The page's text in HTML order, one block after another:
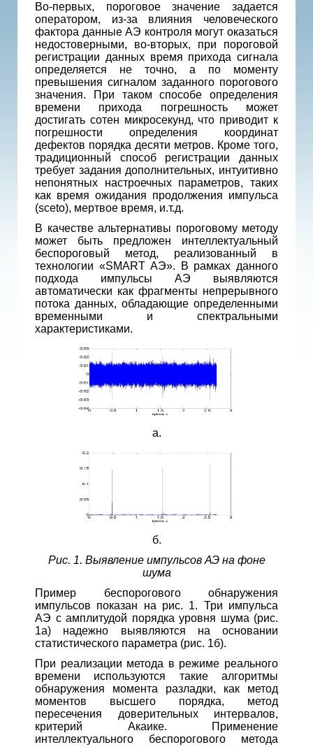
Во-первых, пороговое значение задается
оператором, из-за влияния человеческого
фактора данные АЭ контроля могут оказаться
недостоверными, во-вторых, при пороговой
регистрации данных время прихода сигнала
определяется не точно, а по моменту
превышения сигналом заданного порогового
значения. При таком способе определения
времени прихода погрешность может
достигать сотен микросекунд, что приводит к
погрешности определения координат
дефектов порядка десяти метров. Кроме того,
традиционный способ регистрации данных
требует задания дополнительных, интуитивно
непонятных настроечных параметров, таких
как время ожидания продолжения импульса
(sceto), мертвое время, и.т.д.
В качестве альтернативы пороговому методу
может быть предложен интеллектуальный
беспороговый метод, реализованный в
технологии «SMART АЭ». В рамках данного
подхода импульсы АЭ выявляются
автоматически как фрагменты непрерывного
потока данных, обладающие определенными
временными и спектральными
характеристиками.
а.
б.
Рис. 1. Выявление импульсов АЭ на фоне
шума
Пример беспорогового обнаружения
импульсов показан на рис. 1. Три импульса
АЭ с амплитудой порядка уровня шума (рис.
1а) надежно выявляются на основании
статистического параметра (рис. 1б).
При реализации метода в режиме реального
времени используются такие алгоритмы
обнаружения момента разладки, как метод
моментов высшего порядка, метод
пересечения доверительных интервалов,
критерий Акаике. Применение
интеллектуального беспорогового метода